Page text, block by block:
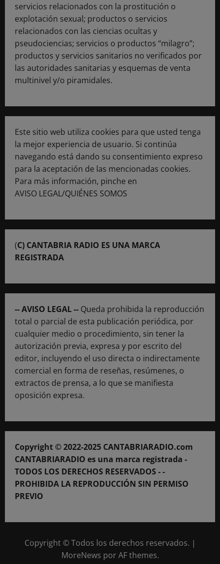
servicios relacionados con la prostitución o
explotación sexual; productos o servicios
relacionados con las ciencias ocultas y
pseudociencias; servicios o productos “milagro”;
productos y servicios sanitarios no verificados por
las autoridades sanitarias y esquemas de venta
multinivel y/o piramidales.
Este sitio web utiliza cookies para que usted tenga
la mejor experiencia de usuario. Si continúa
navegando está dando su consentimiento expreso
para la aceptación de las mencionadas cookies.
Para más información, pinche en
AVISO LEGAL/QUIÉNES SOMOS
(C) CANTABRIA RADIO ES UNA MARCA
REGISTRADA
-- AVISO LEGAL -- Queda prohibida la reproducción
total o parcial de esta publicación periódica, por
cualquier medio o procedimiento, sin tener la
autorización previa, expresa y por escrito del
editor, incluyendo el uso directa o indirectamente
comercial en forma de reseñas, resúmenes, o
extractos de prensa, a lo que se manifiesta
oposición expresa.
Copyright © 2022-2025 CANTABRIARADIO.com
CANTABRIARADIO es una marca registrada -
TODOS LOS DERECHOS RESERVADOS - -
PROHIBIDA LA REPRODUCCIÓN SIN PERMISO
PREVIO
Copyright © Todos los derechos reservados. |
MoreNews por AF themes.